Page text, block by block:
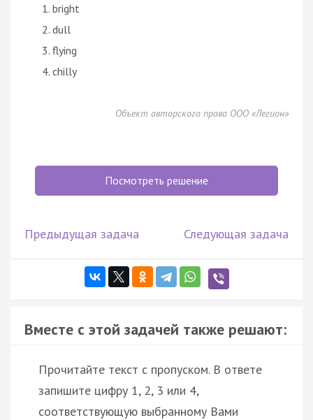
bright
dull
flying
chilly
Объект авторского права ООО «Легион»
Посмотреть решение
Предыдущая задача Следующая задача
Вместе с этой задачей также решают:
Прочитайте текст с пропуском. В ответе
запишите цифру 1, 2, 3 или 4,
соответствующую выбранному Вами